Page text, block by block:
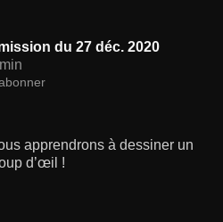
du 27 déc. 2020
apprendrons à dessiner un
d’œil !